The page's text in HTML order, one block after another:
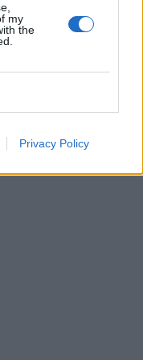
my
the
Privacy Policy